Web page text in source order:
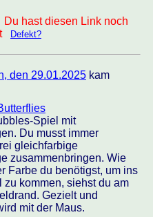
Du hast diesen Link noch
Defekt?
den 29.01.2025 kam
Spiel mit
Du musst immer
gleichfarbige
zusammenbringen. Wie
Farbe du benötigst, um ins
zu kommen, siehst du am
Gezielt und
mit der Maus.